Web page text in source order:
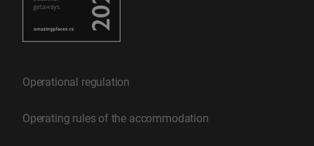
Operational regulation
Operating rules of the accommodation